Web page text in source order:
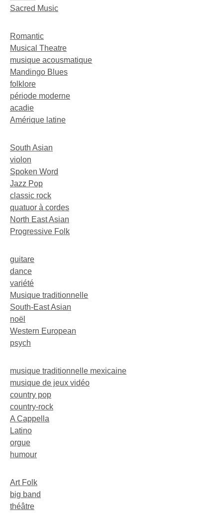
Sacred Music
Romantic
Musical Theatre
musique acousmatique
Mandingo Blues
folklore
période moderne
acadie
Amérique latine
South Asian
violon
Spoken Word
Jazz Pop
classic rock
quatuor à cordes
North East Asian
Progressive Folk
guitare
dance
variété
Musique traditionnelle
South-East Asian
noël
Western European
psych
musique traditionnelle mexicaine
musique de jeux vidéo
country pop
country-rock
A Cappella
Latino
orgue
humour
Art Folk
big band
théâtre